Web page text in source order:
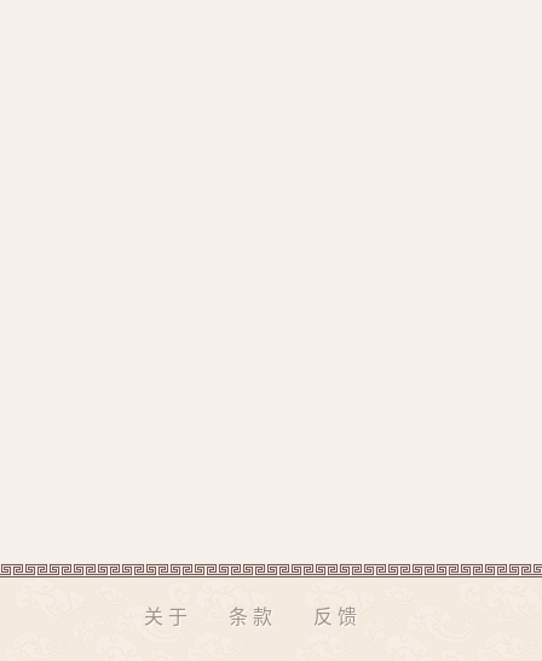
关于 条款 反馈